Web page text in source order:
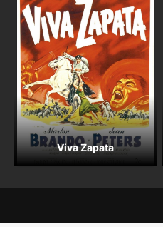
Viva Zapata